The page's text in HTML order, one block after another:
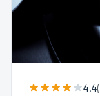
4.4(